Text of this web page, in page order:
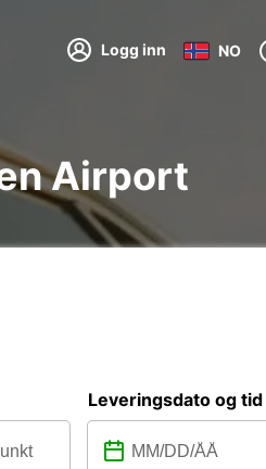
Logg inn NO
Airport
Leveringsdato og tid